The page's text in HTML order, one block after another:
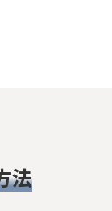
法